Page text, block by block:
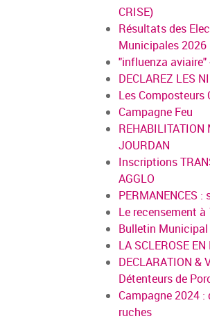
CRISE)
Résultats des
Municipales 2026
"influenza aviaire"
DECLAREZ LES
Les Composteurs
Campagne Feu
REHABILITATION
JOURDAN
Inscriptions
AGGLO
PERMANENCES
Le recensement à
Bulletin Municipal
LA SCLEROSE EN
DECLARATION &
Détenteurs de
Campagne 2024
ruches